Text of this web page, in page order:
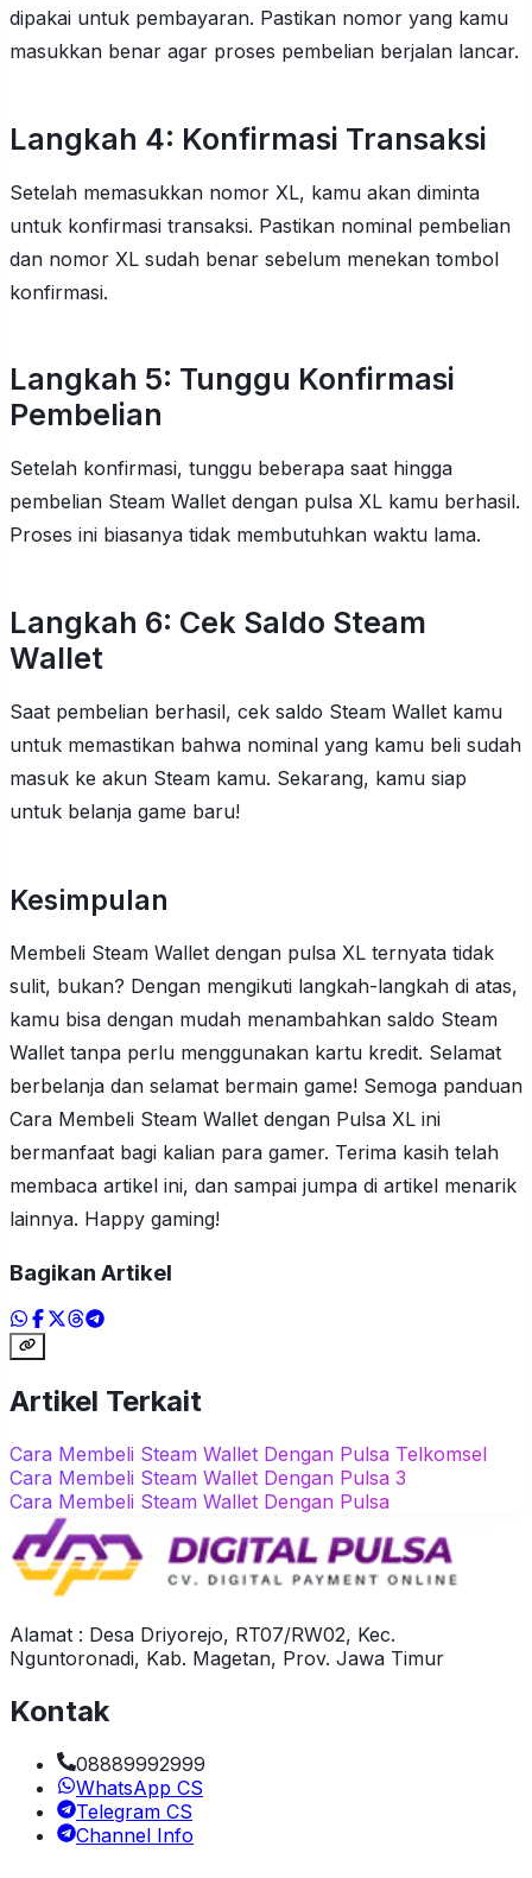
dipakai untuk pembayaran. Pastikan nomor yang kamu
masukkan benar agar proses pembelian berjalan lancar.
Langkah 4: Konfirmasi Transaksi
Setelah memasukkan nomor XL, kamu akan diminta
untuk konfirmasi transaksi. Pastikan nominal pembelian
dan nomor XL sudah benar sebelum menekan tombol
konfirmasi.
Langkah 5: Tunggu Konfirmasi
Pembelian
Setelah konfirmasi, tunggu beberapa saat hingga
pembelian Steam Wallet dengan pulsa XL kamu berhasil.
Proses ini biasanya tidak membutuhkan waktu lama.
Langkah 6: Cek Saldo Steam
Wallet
Saat pembelian berhasil, cek saldo Steam Wallet kamu
untuk memastikan bahwa nominal yang kamu beli sudah
masuk ke akun Steam kamu. Sekarang, kamu siap
untuk belanja game baru!
Kesimpulan
Membeli Steam Wallet dengan pulsa XL ternyata tidak
sulit, bukan? Dengan mengikuti langkah-langkah di atas,
kamu bisa dengan mudah menambahkan saldo Steam
Wallet tanpa perlu menggunakan kartu kredit. Selamat
berbelanja dan selamat bermain game! Semoga panduan
Cara Membeli Steam Wallet dengan Pulsa XL ini
bermanfaat bagi kalian para gamer. Terima kasih telah
membaca artikel ini, dan sampai jumpa di artikel menarik
lainnya. Happy gaming!
Bagikan Artikel
Artikel Terkait
Cara Membeli Steam Wallet Dengan Pulsa Telkomsel
Cara Membeli Steam Wallet Dengan Pulsa 3
Cara Membeli Steam Wallet Dengan Pulsa
Alamat : Desa Driyorejo, RT07/RW02, Kec.
Nguntoronadi, Kab. Magetan, Prov. Jawa Timur
Kontak
08889992999
WhatsApp CS
Telegram CS
Channel Info